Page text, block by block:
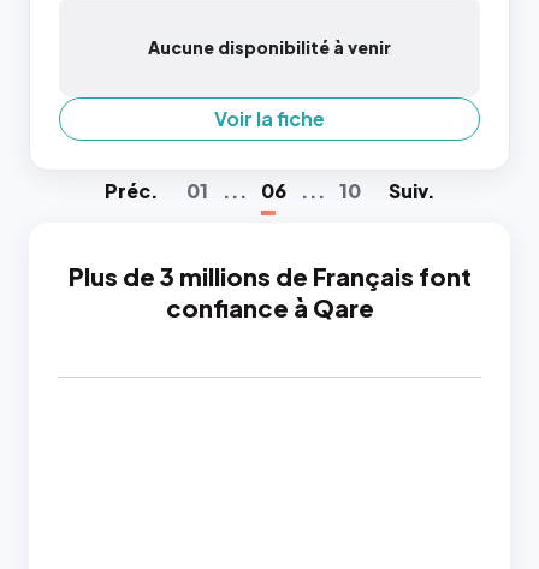
Aucune disponibilité à venir
Voir la fiche
Préc. 01 ... 06 ... 10 Suiv.
Plus de 3 millions de Français font
confiance à Qare